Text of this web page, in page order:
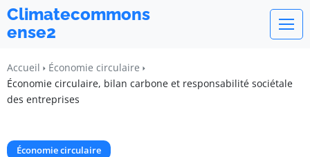
Climatecommons
ense2
Accueil
Économie circulaire
Économie circulaire, bilan carbone et responsabilité sociétale
des entreprises
Économie circulaire